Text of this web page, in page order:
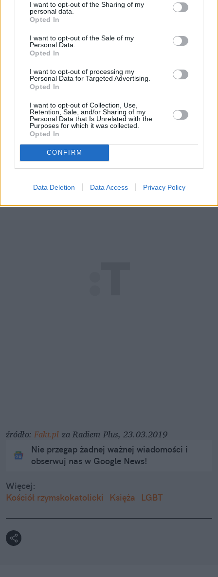
I want to opt-out of the Sharing of my
personal data.
Opted In
I want to opt-out of the Sale of my
Personal Data.
Opted In
I want to opt-out of processing my
Personal Data for Targeted Advertising.
Opted In
I want to opt-out of Collection, Use,
Retention, Sale, and/or Sharing of my
Personal Data that Is Unrelated with the
Purposes for which it was collected.
Opted In
CONFIRM
Data Deletion Data Access Privacy Policy
Celem działania stowarzyszeń lesbijek i
homoseksualistów, biseksualnych, transseksualnych i
plus, a do tego plusu mogą należeć inne mniejszości
seksualne, czyli
mówmy o tym głośno – otóż celem tego typu
stowarzyszeń jest doprowadzenie do sytuacji, w
erotomanami.
REKLAMA
źródło: Fakt.pl za Radiem Plus, 23.03.2019
Nie przegap żadnej ważnej wiadomości i
obserwuj nas w Google News!
Więcej:
Kościół rzymskokatolicki
Księża LGBT